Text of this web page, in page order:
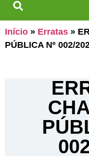
Início » Erratas »
PÚBLICA Nº 002/